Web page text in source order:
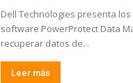
Dell Technologies presenta
software PowerProtect Data
recuperar datos de...
Leer más